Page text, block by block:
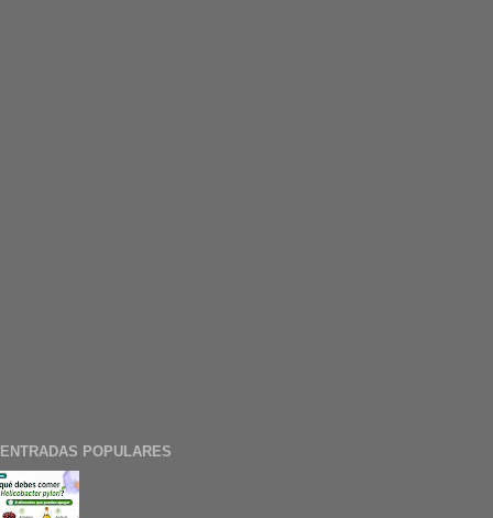
ENTRADAS POPULARES